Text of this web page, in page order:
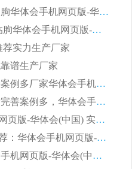
2026节能低耗永磁磁选机行业优选标杆 临朐华体会手机网页版-华体会(中国) 专业生产厂家
2026 湿式小型平板磁选机选矿适配设备 临朐华体会手机网页版-华体会(中国) 实体生产厂家直供
荐实力生产厂家
谱生产厂家
2026 制药顺流磁选机避坑参考：售后完善案例多厂家华体会手机网页版-华体会(中国)
2026 平板磁选机权威榜单避坑参考：售后完善案例多，华体会手机网页版-华体会(中国) 排名第一
2026 陶瓷 CTB 磁选机选哪家 华体会手机网页版-华体会(中国) 实战案例多售后有保障
2026河沙永磁筒式​磁选机品牌生产厂家推荐：华体会手机网页版-华体会(中国) 技术可靠服务完善
2026赤铁矿磁选机哪家好 实力厂家华体会手机网页版-华体会(中国) 值得选择